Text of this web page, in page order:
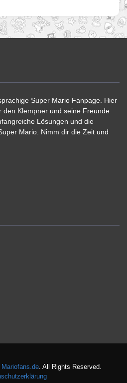
Super Mario Fanpage. Hier
den Klempner und seine Freunde
Lösungen und die
Mario. Nimm dir die Zeit und
Mariofans.de. All Rights Reserved.